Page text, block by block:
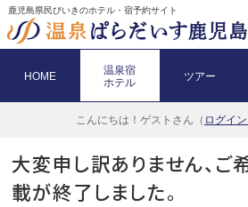
鹿児島県民びいきのホテル・宿予約サイト
HOME
温泉宿
ホテル
ツアー
こんにちは！ ゲストさん（ ログイ
大変申し訳ありません、ご
載が終了しました。